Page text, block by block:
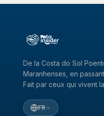
De la Costa do Sol
Maranhenses, en
Fait par ceux qui vivent
FR